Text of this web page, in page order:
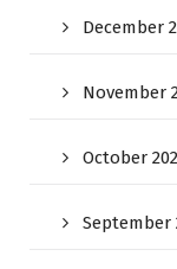
December
November
October
September